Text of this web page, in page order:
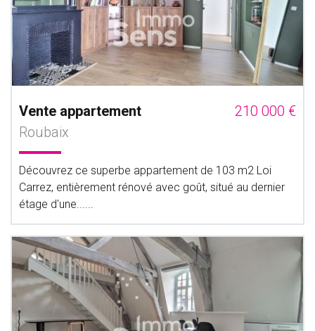
Vente appartement
210 000 €
Roubaix
Découvrez ce superbe appartement de 103 m2 Loi
Carrez, entièrement rénové avec goût, situé au dernier
étage d'une......